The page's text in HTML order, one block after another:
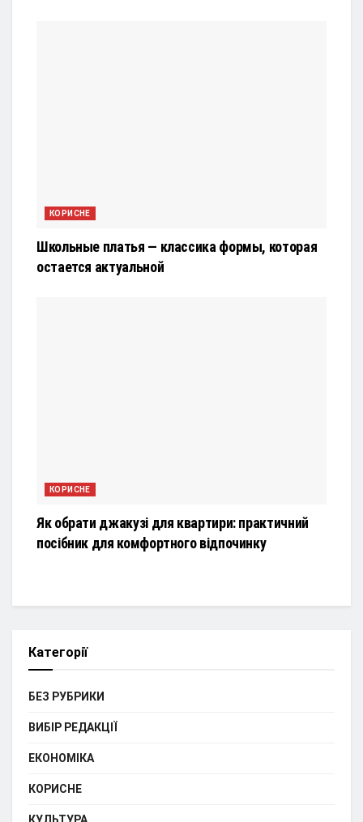
КОРИСНЕ
Школьные платья — классика формы, которая
остается актуальной
КОРИСНЕ
Як обрати джакузі для квартири: практичний
посібник для комфортного відпочинку
Категорії
БЕЗ РУБРИКИ
ВИБІР РЕДАКЦІЇ
ЕКОНОМІКА
КОРИСНЕ
КУЛЬТУРА